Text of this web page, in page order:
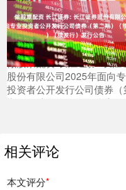
做股票配资 长江证券: 长江
股份有限公司2025年面向
投资者公开发行公司债券（
期）（续发行）发行公告
相关评论
本文评分*